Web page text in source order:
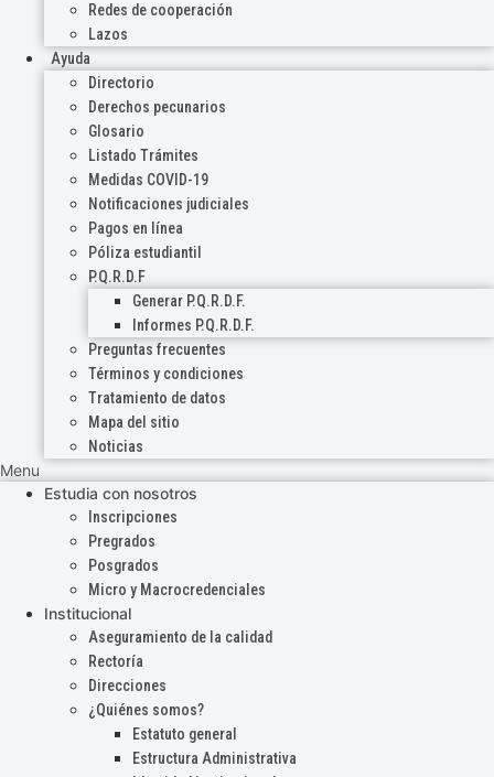
Redes de cooperación
Lazos
Ayuda
Directorio
Derechos pecunarios
Glosario
Listado Trámites
Medidas COVID-19
Notificaciones judiciales
Pagos en línea
Póliza estudiantil
P.Q.R.D.F
Generar P.Q.R.D.F.
Informes P.Q.R.D.F.
Preguntas frecuentes
Términos y condiciones
Tratamiento de datos
Mapa del sitio
Noticias
Menu
Estudia con nosotros
Inscripciones
Pregrados
Posgrados
Micro y Macrocredenciales
Institucional
Aseguramiento de la calidad
Rectoría
Direcciones
¿Quiénes somos?
Estatuto general
Estructura Administrativa